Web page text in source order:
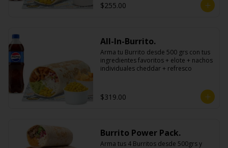
$255.00
All-In-Burrito.
Arma tu Burrito desde 500 grs con tus
ingredientes favoritos + elote + nachos
individuales cheddar + refresco
$319.00
Burrito Power Pack.
Arma tus 4 Burritos desde 500grs y